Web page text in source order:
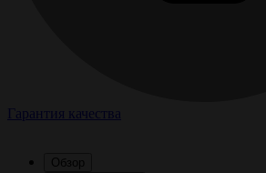
Гарантия качества
Обзор